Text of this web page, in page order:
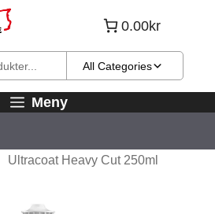
0.00kr
All Categories
Meny
Ultracoat Heavy Cut 250ml